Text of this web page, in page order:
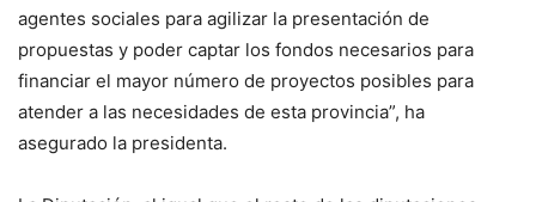
agentes sociales para agilizar la presentación de
propuestas y poder captar los fondos necesarios para
financiar el mayor número de proyectos posibles para
atender a las necesidades de esta provincia”, ha
asegurado la presidenta.